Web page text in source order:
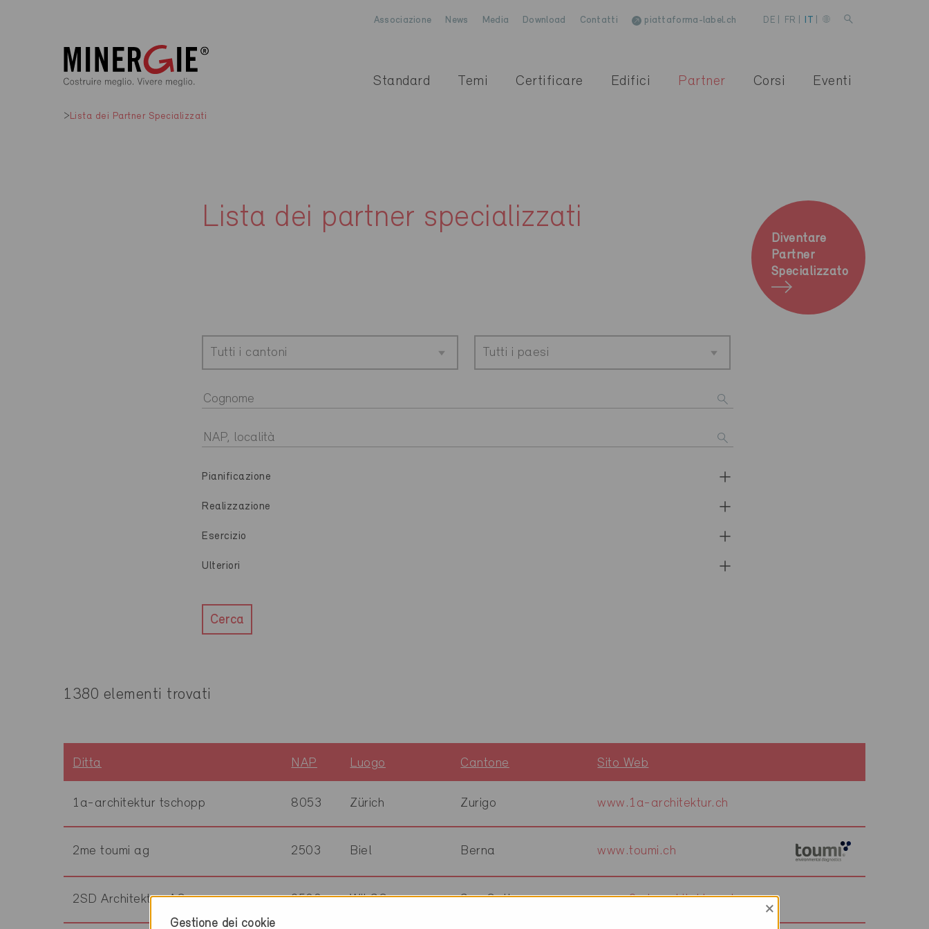
Associazione News Media Download Contatti piattaforma-label.ch DE FR IT
Standard Temi Certificare Edifici Partner Corsi Eventi
Lista dei Partner Specializzati
Lista dei partner specializzati
Diventare
Partner
Specializzato
Tutti i cantoni Tutti i paesi
Pianificazione
Realizzazione
Esercizio
Ulteriori
Cerca
1380 elementi trovati
Ditta NAP Luogo Cantone Sito Web
1a-architektur tschopp 8053 Zürich Zurigo www.1a-architektur.ch
2me toumi ag 2503 Biel Berna www.toumi.ch
2SD Architekten AG 9500 Wil SG San Gallo www.2sd-architekten.ch
Gestione dei cookie
×